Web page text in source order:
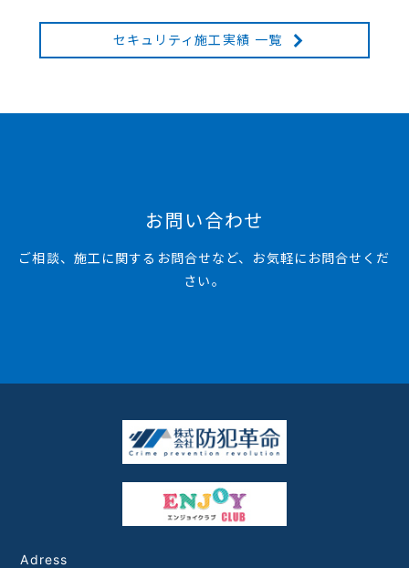
セキュリティ施工実績 一覧
お問い合わせ
ご相談、施工に関するお問合せなど、お気軽にお問合せくだ
さい。
Adress